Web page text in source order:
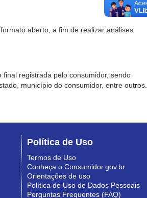
aberto, a fim de realizar análises
registrada pelo consumidor, sendo
município do consumidor, entre outros.
Política de Uso
Termos de Uso
Conheça o Consumidor.gov.br
Orientações de uso
Política de Uso de Dados Pessoais
Perguntas Frequentes (FAQ)